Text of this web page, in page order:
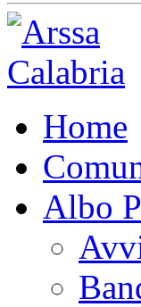
Home
Albo